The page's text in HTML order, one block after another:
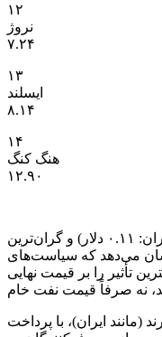
۱۲
نروژ
۷.۲۴
۱۳
ایسلند
۸.۱۴
۱۴
هنگ کنگ
۱۲.۹۰
تفاوت ۱۲.۷۹ دلاری بین ارزان‌ترین (ایران: ۰.۱۱ دلار) و گران‌ترین
کشورها نشان می‌دهد که سیاست‌های
تأثیر را بر قیمت نهایی
(مانند ایران)، با پرداخت